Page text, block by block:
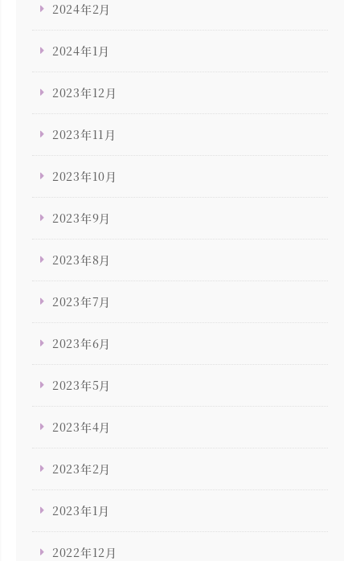
2024年2月
2024年1月
2023年12月
2023年11月
2023年10月
2023年9月
2023年8月
2023年7月
2023年6月
2023年5月
2023年4月
2023年2月
2023年1月
2022年12月